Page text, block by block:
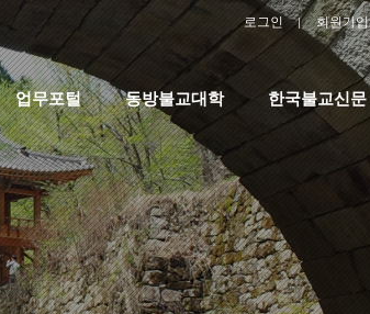
로그인 회원가입
업무포털 동방불교대학 한국불교신문